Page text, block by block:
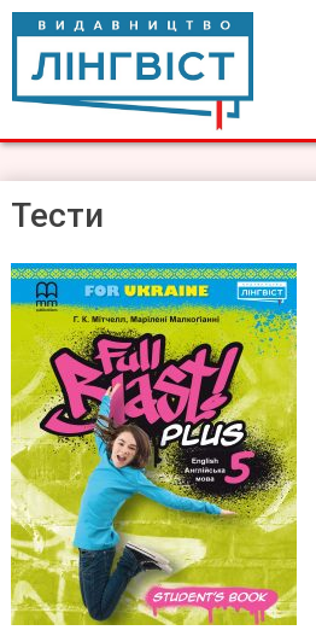
Skip
content
Видавництво Лінгвіст
Видавництво Лінгвіст – адаптація
Тести